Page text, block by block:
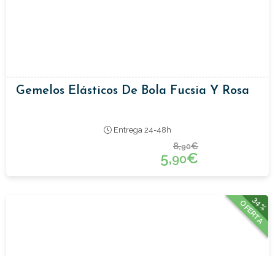
Gemelos Elásticos De Bola Fucsia Y Rosa
Entrega 24-48h
8,90€
5,90€
34%
OFERTA